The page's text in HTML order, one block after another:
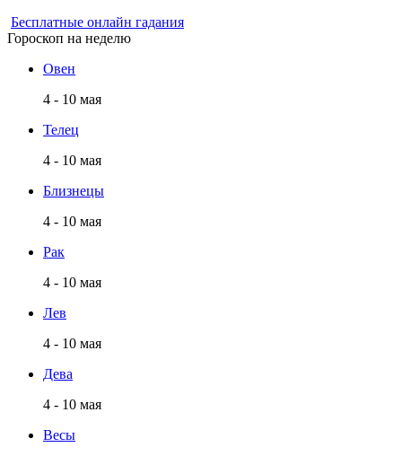
Бесплатные онлайн гадания
Гороскоп на неделю
Овен
4 - 10 мая
Телец
4 - 10 мая
Близнецы
4 - 10 мая
Рак
4 - 10 мая
Лев
4 - 10 мая
Дева
4 - 10 мая
Весы